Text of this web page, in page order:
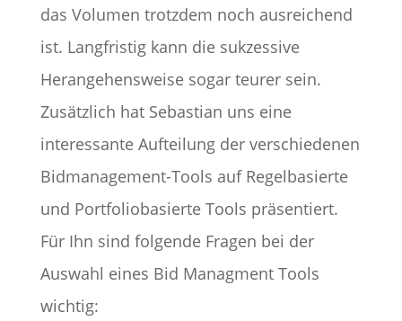
das Volumen trotzdem noch ausreichend
ist. Langfristig kann die sukzessive
Herangehensweise sogar teurer sein.
Zusätzlich hat Sebastian uns eine
interessante Aufteilung der verschiedenen
Bidmanagement-Tools auf Regelbasierte
und Portfoliobasierte Tools präsentiert.
Für Ihn sind folgende Fragen bei der
Auswahl eines Bid Managment Tools
wichtig: